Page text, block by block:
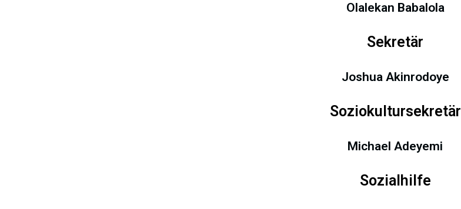
Olalekan Babalola
Sekretär
Joshua Akinrodoye
Soziokultursekretär
Michael Adeyemi
Sozialhilfe